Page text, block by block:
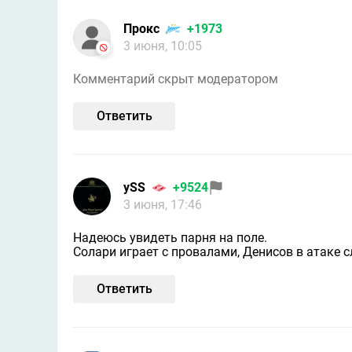
Прокс
+1973
3 июня, 10:05
Комментарий скрыт модератором
Ответить
ySS
+9524
3 июня, 17:46
Надеюсь увидеть парня на поле.
Солари играет с провалами, Денисов в атаке
Ответить